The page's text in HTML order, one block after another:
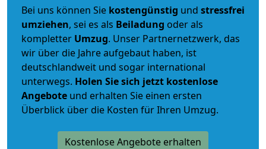
Bei uns können Sie kostengünstig und stressfrei
umziehen, sei es als Beiladung oder als
kompletter Umzug. Unser Partnernetzwerk, das
wir über die Jahre aufgebaut haben, ist
deutschlandweit und sogar international
unterwegs. Holen Sie sich jetzt kostenlose
Angebote und erhalten Sie einen ersten
Überblick über die Kosten für Ihren Umzug.
Kostenlose Angebote erhalten